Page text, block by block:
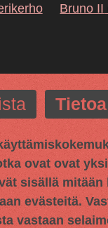
Bruno II
Tietoa
ovat ovat
sisällä
evästeitä.
vastaan